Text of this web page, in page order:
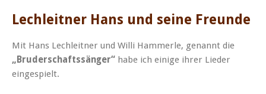
Lechleitner Hans und seine Freunde
Mit Hans Lechleitner und Willi Hammerle, genannt die
„Bruderschaftssänger“ habe ich einige ihrer Lieder
eingespielt.